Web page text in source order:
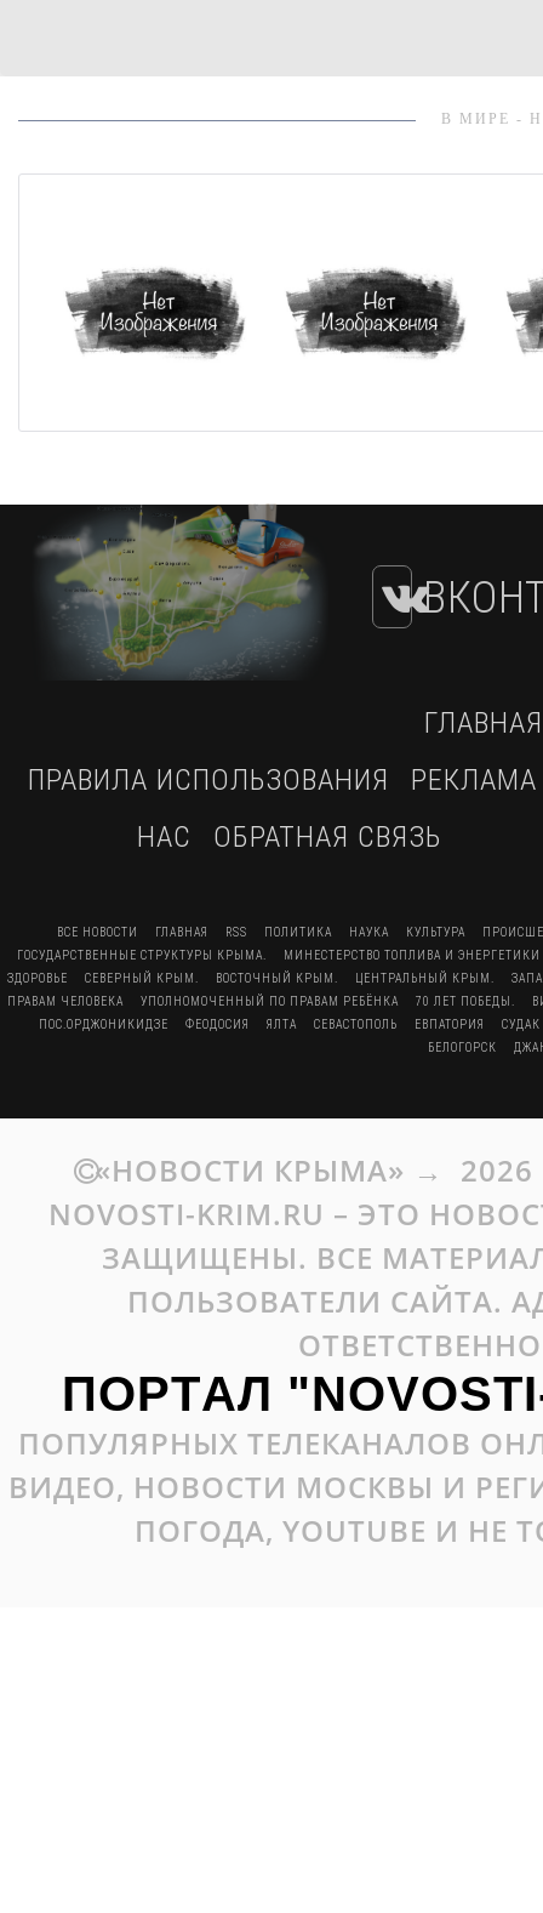
В МИРЕ -
ГЛАВНАЯ
ПРАВИЛА ИСПОЛЬЗОВАНИЯ
РЕКЛАМА
НАС
ОБРАТНАЯ СВЯЗЬ
ВСЕ НОВОСТИ ГЛАВНАЯ RSS ПОЛИТИКА НАУКА КУЛЬТУРА
ГОСУДАРСТВЕННЫЕ СТРУКТУРЫ КРЫМА.
МИНЕСТЕРСТВО ТОПЛИВА И
ЗДОРОВЬЕ
СЕВЕРНЫЙ КРЫМ. ВОСТОЧНЫЙ КРЫМ. ЦЕНТРАЛЬНЫЙ КРЫМ.
ПРАВАМ ЧЕЛОВЕКА
УПОЛНОМОЧЕННЫЙ ПО ПРАВАМ РЕБЁНКА 70 ЛЕТ ПОБЕДЫ.
ПОС.ОРДЖОНИКИДЗЕ
ФЕОДОСИЯ ЯЛТА СЕВАСТОПОЛЬ ЕВПАТОРИЯ
СУДАК
БЕЛОГОРСК
«НОВОСТИ КРЫМА» → 2026
NOVOSTI-KRIM.RU – ЭТО
ЗАЩИЩЕНЫ. ВСЕ
ПОЛЬЗОВАТЕЛИ САЙТА.
ПОРТАЛ
ПОПУЛЯРНЫХ ТЕЛЕКАНАЛОВ
ВИДЕО, НОВОСТИ МОСКВЫ И
ПОГОДА, YOUTUBE И